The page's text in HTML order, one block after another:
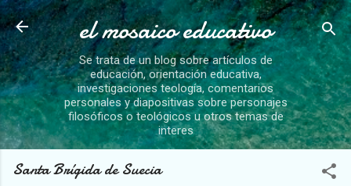
Ir al contenido principal
el mosaico educativo
Se trata de un blog sobre artículos de
educación, orientación educativa,
investigaciones teología, comentarios
personales y diapositivas sobre personajes
filosóficos o teológicos u otros temas de
interes
Santa Brígida de Suecia